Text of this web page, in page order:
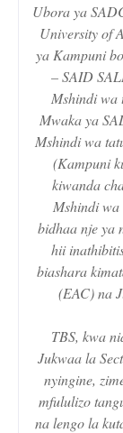
Ubora ya
University of
ya Kampuni
– SAID
Mshindi wa
Mwaka ya
Mshindi wa
(Kampuni
kiwanda
Mshindi
bidhaa nje ya
hii
biashara
(EAC) na
TBS, kwa
Jukwaa la
nyingine,
mfululizo
na lengo la